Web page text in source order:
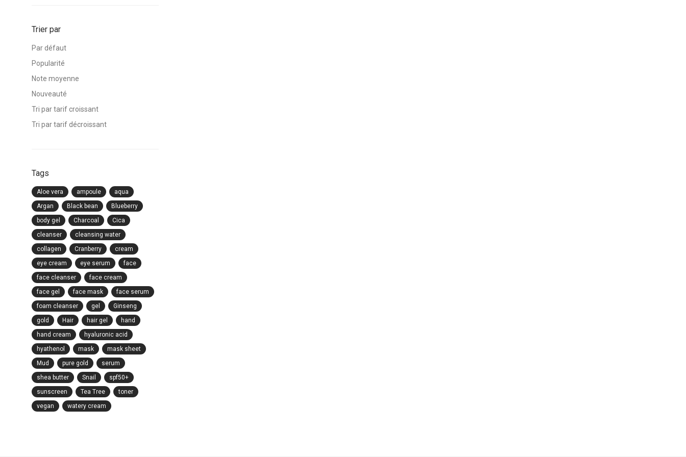
Trier par
Par défaut
Popularité
Note moyenne
Nouveauté
Tri par tarif croissant
Tri par tarif décroissant
Tags
Aloe vera ampoule
aqua
Argan
Black bean
Blueberry
body gel
Charcoal
Cica
cleanser
cleansing water
collagen
Cranberry
cream
eye cream
eye serum
face
face cleanser
face cream
face gel
face mask
face serum
foam cleanser
gel
Ginseng
gold
Hair hair gel
hand
hand cream
hyaluronic acid
hyathenol
mask
mask sheet
Mud
pure gold
serum
shea butter
Snail
spf50+
sunscreen
Tea Tree
toner
vegan
watery cream